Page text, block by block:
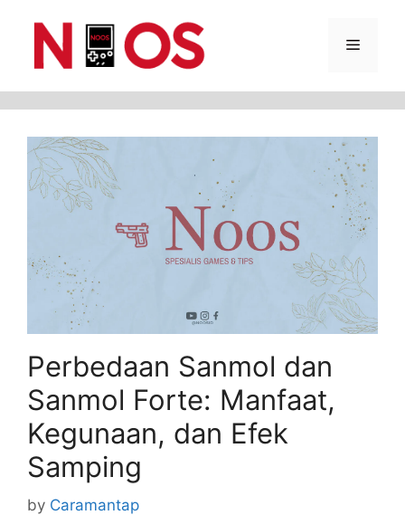
Menu
Perbedaan Sanmol dan
Sanmol Forte: Manfaat,
Kegunaan, dan Efek
Samping
by Caramantap